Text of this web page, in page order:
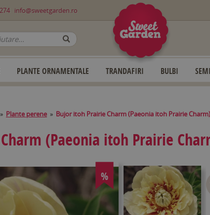
info@sweetgarden.ro
PLANTE ORNAMENTALE TRANDAFIRI BULBI
» Plante perene » Bujor itoh Prairie Charm (Paeonia itoh Prairie Charm)
(Paeonia itoh Prairie
%